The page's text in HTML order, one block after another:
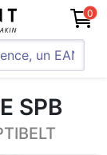
0
SPB